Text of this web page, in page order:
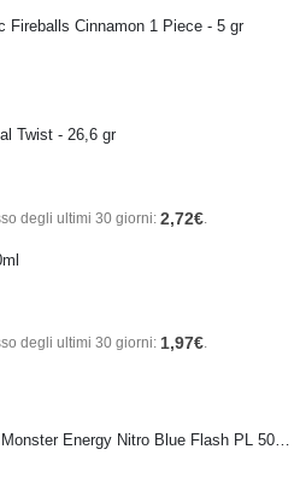
Fireballs Cinnamon 1 Piece - 5 gr
Twist - 26,6 gr
degli ultimi 30 giorni: 2,72€
degli ultimi 30 giorni: 1,97€.
PRE-ORDER Monster Energy Nitro Blue Flash PL 500 ml IN ARRIVO IL 21 SETTEMBRE